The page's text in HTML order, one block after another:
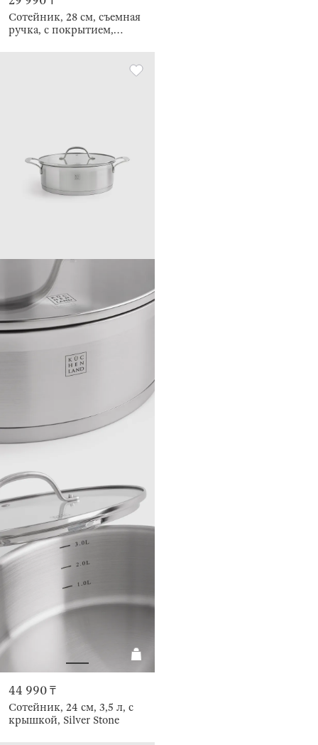
Сотейник, 28 см, съемная
ручка, с покрытием,
44 990 ₸
Сотейник, 24 см, 3,5 л, с
крышкой, Silver Stone